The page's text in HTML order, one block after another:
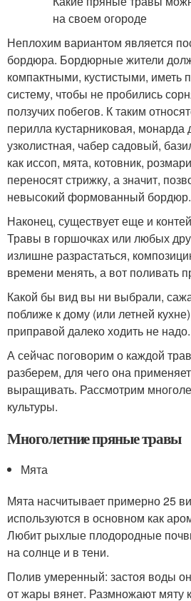
Неплохим вариантом является
бордюра. Бордюрные жители
компактными, кустистыми, иметь
систему, чтобы не пробились
ползучих побегов. К таким
перилла кустарниковая, монарда
узколистная, чабер садовый,
как иссоп, мята, котовник,
переносят стрижку, а значит,
невысокий формованный бордюр.
Наконец, существует еще и
Травы в горшочках или любых
излишне разрастаться,
времени менять, а вот поливать
Какой бы вид вы ни выбрали,
поближе к дому (или летней
приправой далеко ходить не надо.
А сейчас поговорим о каждой
разберем, для чего она
выращивать. Рассмотрим
культуры.
Многолетние пряные травы
Мята
Мята насчитывает примерно 25
используются в основном как
Любит рыхлые плодородные
на солнце и в тени.
Полив умеренный: застоя воды
от жары вянет. Размножают мяту